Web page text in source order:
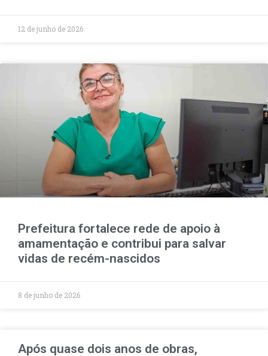
12 de junho de 2026
Prefeitura fortalece rede de apoio à
amamentação e contribui para salvar
vidas de recém-nascidos
8 de junho de 2026
Após quase dois anos de obras,